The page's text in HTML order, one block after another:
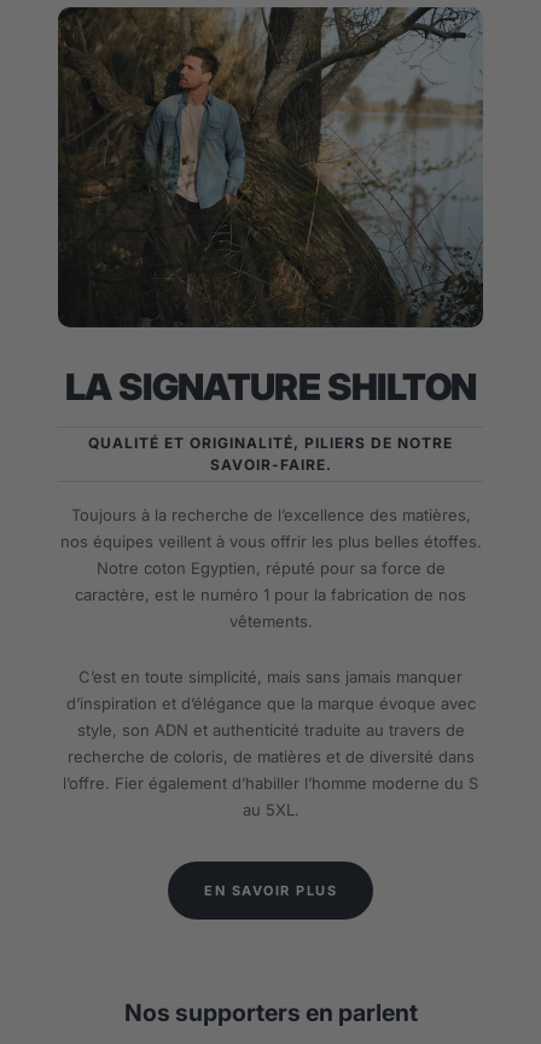
LA SIGNATURE SHILTON
QUALITÉ ET ORIGINALITÉ, PILIERS DE NOTRE
SAVOIR-FAIRE.
Toujours à la recherche de l’excellence des matières,
nos équipes veillent à vous offrir les plus belles étoffes.
Notre coton Egyptien, réputé pour sa force de
caractère, est le numéro 1 pour la fabrication de nos
vêtements.
C’est en toute simplicité, mais sans jamais manquer
d’inspiration et d’élégance que la marque évoque avec
style, son ADN et authenticité traduite au travers de
recherche de coloris, de matières et de diversité dans
l’offre. Fier également d’habiller l’homme moderne du S
au 5XL.
EN SAVOIR PLUS
Nos supporters en parlent